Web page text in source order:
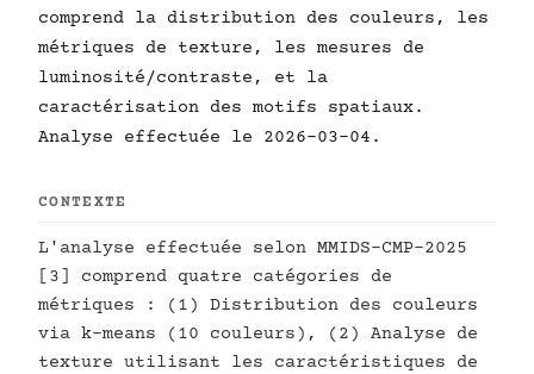
comprend la distribution des couleurs, les
métriques de texture, les mesures de
luminosité/contraste, et la
caractérisation des motifs spatiaux.
Analyse effectuée le 2026-03-04.
CONTEXTE
L'analyse effectuée selon MMIDS-CMP-2025
[3] comprend quatre catégories de
métriques : (1) Distribution des couleurs
via k-means (10 couleurs), (2) Analyse de
texture utilisant les caractéristiques de